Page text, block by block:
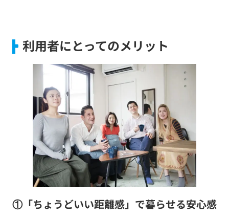
利用者にとってのメリット
①「ちょうどいい距離感」で暮らせる安心感